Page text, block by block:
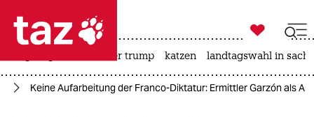
 taz zahl ich
taz zahl ich

taz zahl ich
usa unter trump katzen landtagswahl in
Keine Aufarbeitung der Franco-Diktatur: Ermittler Garzón als